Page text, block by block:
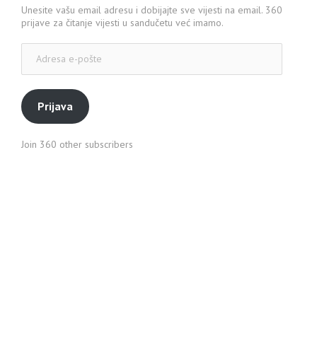
Unesite vašu email adresu i dobijajte sve vijesti na email. 360
prijave za čitanje vijesti u sandučetu već imamo.
pošte
Prijava
Join 360 other subscribers